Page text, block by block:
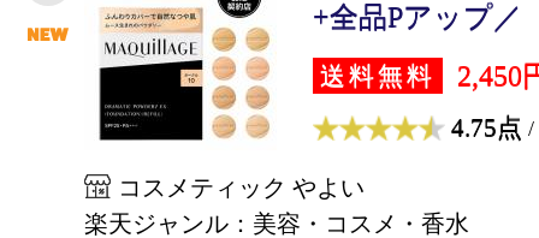
+全品Pアップ／
送料無料 2,450
4.75点 /
コスメティック やよい
楽天ジャンル：美容・コスメ・香水